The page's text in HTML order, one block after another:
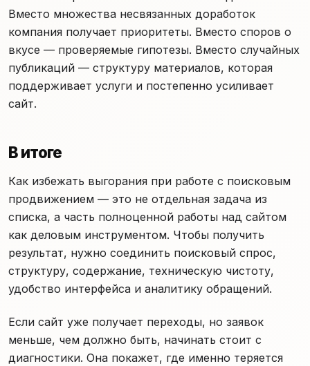
Вместо множества несвязанных доработок
компания получает приоритеты. Вместо споров о
вкусе — проверяемые гипотезы. Вместо случайных
публикаций — структуру материалов, которая
поддерживает услуги и постепенно усиливает
сайт.
В итоге
Как избежать выгорания при работе с поисковым
продвижением — это не отдельная задача из
списка, а часть полноценной работы над сайтом
как деловым инструментом. Чтобы получить
результат, нужно соединить поисковый спрос,
структуру, содержание, техническую чистоту,
удобство интерфейса и аналитику обращений.
Если сайт уже получает переходы, но заявок
меньше, чем должно быть, начинать стоит с
диагностики. Она покажет, где именно теряется